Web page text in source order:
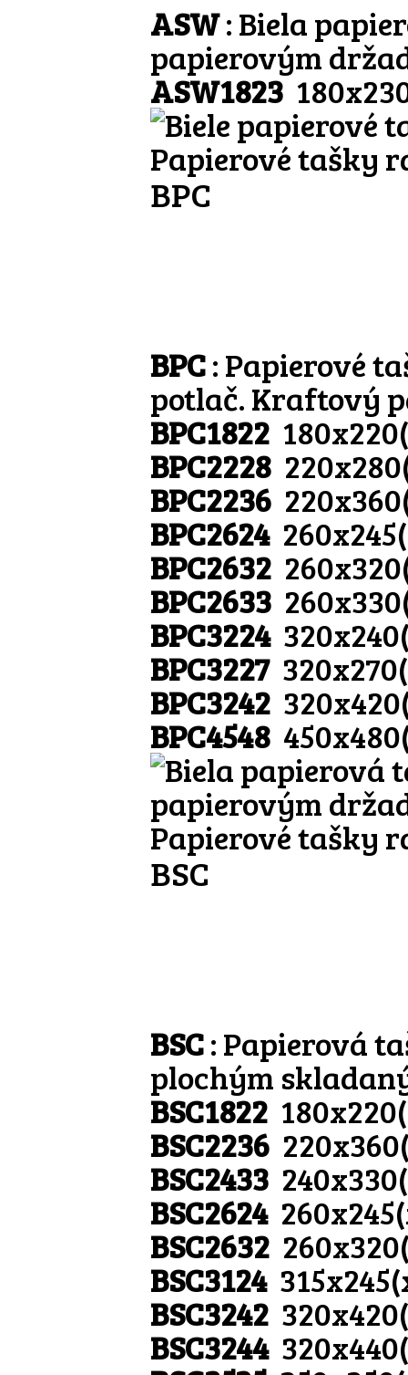
ASW: Biela
papierovým
ASW1823
Papierové tašky
BPC
BPC: Papierové
potlač. Kraftový
BPC1822
BPC2228
BPC2236
BPC2624
BPC2632
BPC2633
BPC3224
BPC3227
BPC3242
BPC4548
Papierové tašky
BSC
BSC: Papierová
plochým
BSC1822
BSC2236
BSC2433
BSC2624
BSC2632
BSC3124
BSC3242
BSC3244